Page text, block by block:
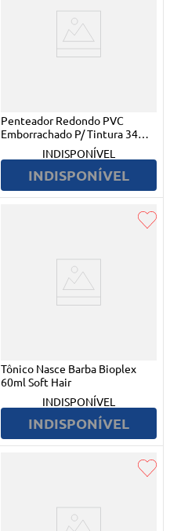
Penteador Redondo PVC
Emborrachado P/ Tintura 34
Santa ClaraINDISPONÍVEL
INDISPONÍVEL
Tônico Nasce Barba Bioplex
60ml Soft Hair
INDISPONÍVEL
INDISPONÍVEL